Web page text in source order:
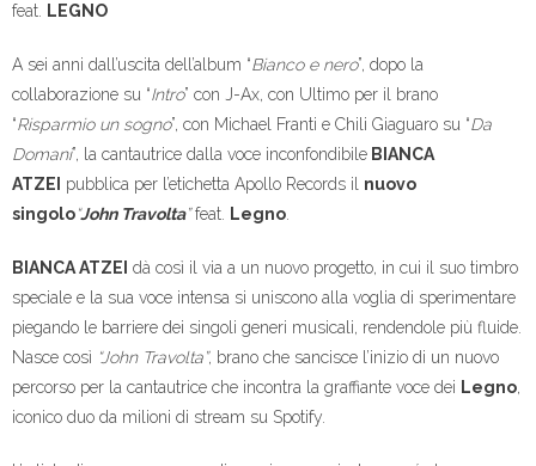
feat.
LEGNO
A sei anni dall’uscita dell’album “Bianco e nero”, dopo la
collaborazione su “Intro” con J-Ax, con Ultimo per il brano
“Risparmio un sogno”, con Michael Franti e Chili Giaguaro su “Da
Domani”, la cantautrice dalla voce inconfondibile BIANCA
ATZEI
pubblica per l’etichetta Apollo Records il nuovo
singolo“John Travolta”feat. Legno
BIANCA ATZEI dà così il via a un nuovo progetto, in cui il suo timbro
speciale e la sua voce intensa si uniscono alla voglia di sperimentare
piegando le barriere dei singoli generi musicali, rendendole più fluide.
Nasce così “John Travolta”, brano che sancisce l’inizio di un nuovo
percorso per la cantautrice che incontra la graffiante voce dei Legno
iconico duo da milioni di stream su Spotify.